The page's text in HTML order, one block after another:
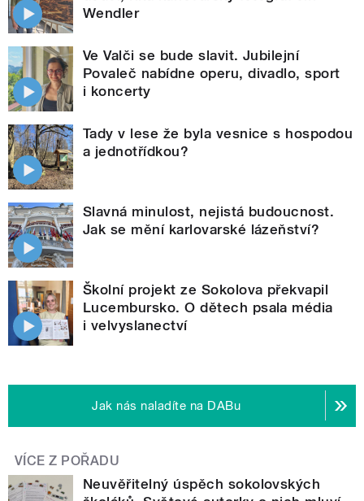
Wendler
Ve Valči se bude slavit. Jubilejní
Povaleč nabídne operu, divadlo, sport
i koncerty
Tady v lese že byla vesnice s hospodou
a jednotřídkou?
Slavná minulost, nejistá budoucnost.
Jak se mění karlovarské lázeňství?
Školní projekt ze Sokolova překvapil
Lucembursko. O dětech psala média
i velvyslanectví
Jak nás naladíte na DABu
VÍCE Z POŘADU
Neuvěřitelný úspěch sokolovských